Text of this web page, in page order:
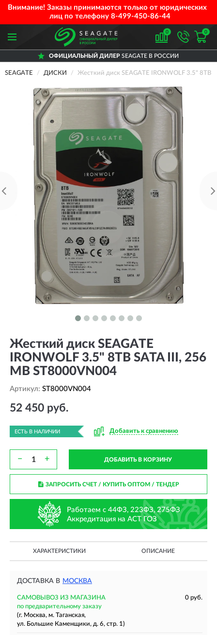
Внимание! Заказы принимаются только от юридических
лиц по телефону 8-499-450-86-44
0 0
ОФИЦИАЛЬНЫЙ ДИЛЕРSEAGATE В РОССИИ
SEAGATE ДИСКИ Жесткий диск SEAGATE IRONWOLF 3.5" 8TB
Жесткий диск SEAGATE
IRONWOLF 3.5" 8TB SATA III, 256
MB ST8000VN004
Артикул: ST8000VN004
52 450 руб.
ЕСТЬ В НАЛИЧИИ Добавить к сравнению
− + ДОБАВИТЬ В КОРЗИНУ
ЗАПРОСИТЬ СЧЕТ / КУПИТЬ ОПТОМ/ ТЕНДЕР
Работаем с 44ФЗ, 223ФЗ, 275ФЗ
Аккредитация на АСТ ГОЗ
ХАРАКТЕРИСТИКИ ОПИСАНИЕ
ДОСТАВКА В МОСКВА
САМОВЫВОЗ ИЗ МАГАЗИНА
0 руб.
по предварительному заказу
(г. Москва, м. Таганская,
ул. Большие Каменщики, д. 6, стр. 1)